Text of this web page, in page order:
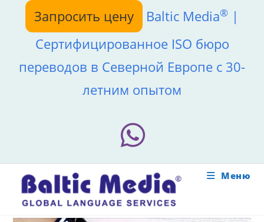
Перейти
содержимому
Запросить цену Baltic Media® |
Сертифицированное ISO бюро
переводов в Северной Европе с 30-
летним опытом
Меню